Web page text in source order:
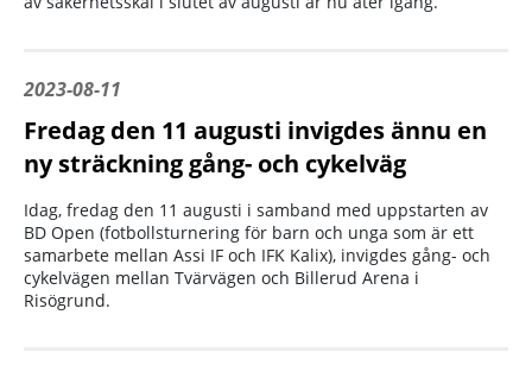
2023-08-11
Fredag den 11 augusti invigdes ännu en
ny sträckning gång- och cykelväg
Idag, fredag den 11 augusti i samband med uppstarten av
BD Open (fotbollsturnering för barn och unga som är ett
samarbete mellan Assi IF och IFK Kalix), invigdes gång- och
cykelvägen mellan Tvärvägen och Billerud Arena i
Risögrund.